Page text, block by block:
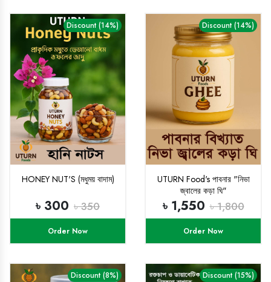
Discount (14%)
HONEY NUT'S (মধুময় বাদাম)
৳ 300 ৳ 350
Order Now
Discount (14%)
UTURN Food's পাবনার "নিভা
জ্বালের কড়া ঘি"
৳ 1,550 ৳ 1,800
Order Now
Discount (8%) Discount (15%)